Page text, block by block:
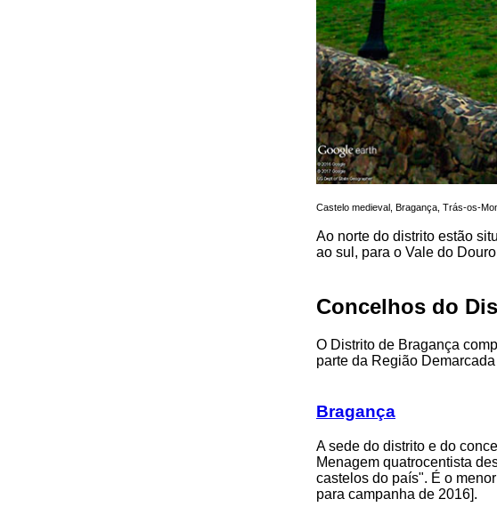
Castelo medieval, Bragança, Trás-os-
Ao norte do distrito estão
ao sul, para o Vale do
Concelhos do
O Distrito de Bragança
parte da Região
Bragança
A sede do distrito e do
Menagem quatrocentista
castelos do país". É o
para campanha de 2016].